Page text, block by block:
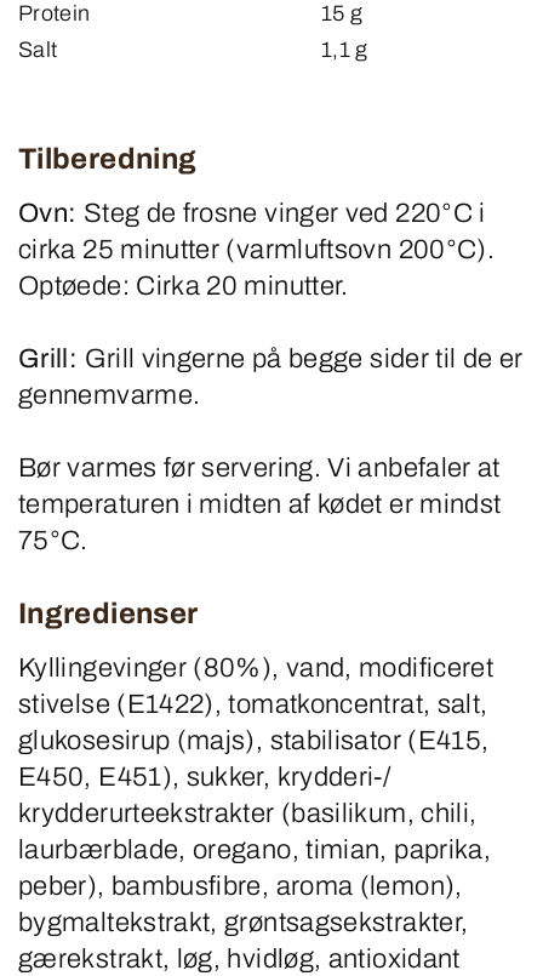
Protein
15 g
Salt
1,1 g
Tilberedning
Ovn: Steg de frosne vinger ved 220°C i
cirka 25 minutter (varmluftsovn 200°C).
Optøede: Cirka 20 minutter.
Grill: Grill vingerne på begge sider til de er
gennemvarme.
Bør varmes før servering. Vi anbefaler at
temperaturen i midten af kødet er mindst
75°C.
Ingredienser
Kyllingevinger (80%), vand, modificeret
stivelse (E1422), tomat­koncentrat, salt,
glukosesirup (majs), stabilisator (E415,
E450, E451), sukker, krydderi-/
krydderurteekstrakter (basilikum, chili,
laurbærblade, oregano, timian, paprika,
peber), bambusfibre, aroma (lemon),
bygmaltekstrakt, grøntsagsekstrakter,
gærekstrakt, løg, hvidløg, antioxidant